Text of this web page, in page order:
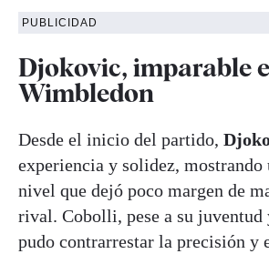
PUBLICIDAD
Djokovic, imparable
Wimbledon
Desde el inicio del partido,
experiencia y solidez, mostrando
nivel que dejó poco margen de
rival. Cobolli, pese a su juventud
pudo contrarrestar la precisión y